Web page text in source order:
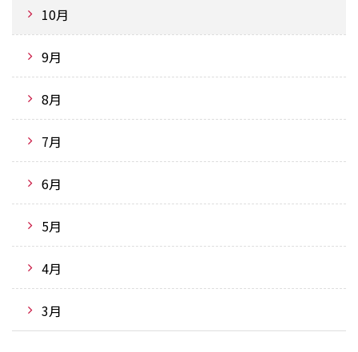
10月
9月
8月
7月
6月
5月
4月
3月